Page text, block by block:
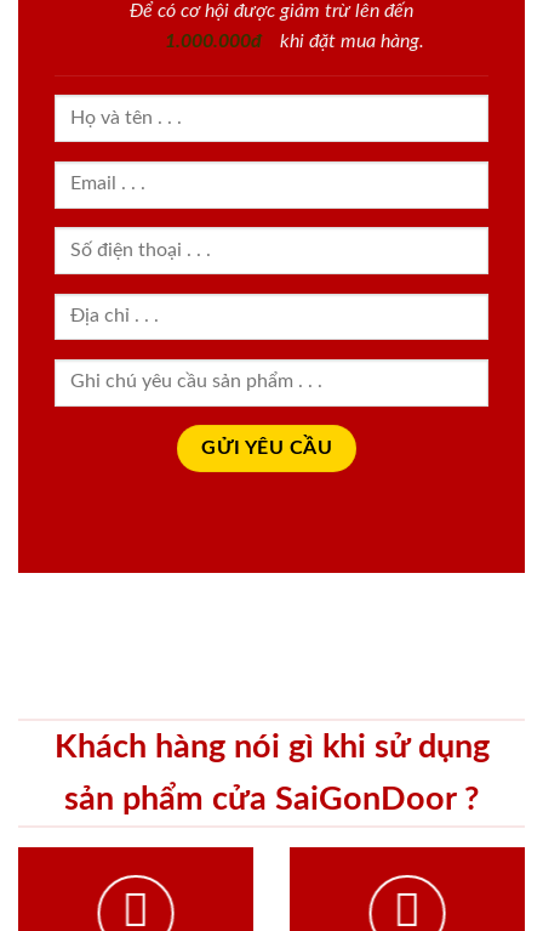
Để có cơ hội được giảm trừ lên đến
1.000.000đ
khi đặt mua hàng.
Khách hàng nói gì khi sử dụng
sản phẩm cửa SaiGonDoor ?